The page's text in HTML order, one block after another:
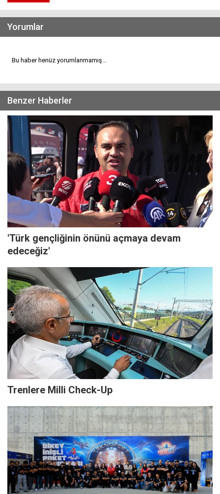
Yorumlar
Bu haber henüz yorumlanmamış...
Benzer Haberler
'Türk gençliğinin önünü açmaya devam
edeceğiz'
Trenlere Milli Check-Up